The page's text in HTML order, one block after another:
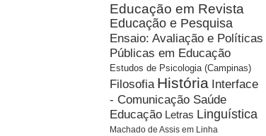
Educação em Revista
Educação e Pesquisa
Ensaio: Avaliação e Políticas
Públicas em Educação
Estudos de Psicologia (Campinas)
Filosofia História Interface
- Comunicação Saúde
Educação Letras Linguística
Machado de Assis em Linha